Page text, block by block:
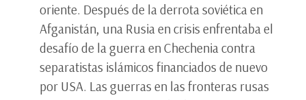
oriente. Después de la derrota soviética en
Afganistán, una Rusia en crisis enfrentaba el
desafío de la guerra en Chechenia contra
separatistas islámicos financiados de nuevo
por USA. Las guerras en las fronteras rusas